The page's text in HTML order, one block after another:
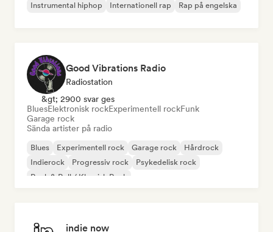
Instrumental hiphop
Internationell rap Rap på engelska
Good Vibrations Radio
Radiostation
&gt; 2900 svar ges
BluesElektronisk rockExperimentell rockFunk
Garage rock
Sända artister på radio
Blues Experimentell rock Garage rock
Hårdrock
Indierock
Progressiv rock
Psykedelisk rock
Rock & Roll / Klassisk Rock
indie now